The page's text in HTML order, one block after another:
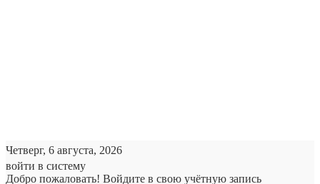
Четверг, 6 августа, 2026
войти в систему
Добро пожаловать! Войдите в свою учётную запись